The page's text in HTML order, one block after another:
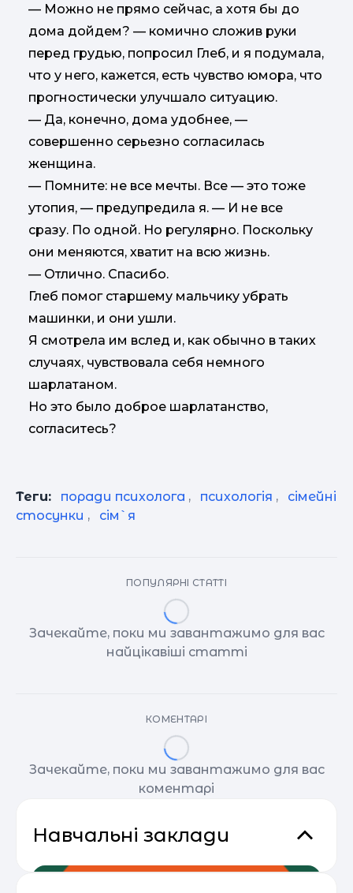
— Можно не прямо сейчас, а хотя бы до
дома дойдем? — комично сложив руки
перед грудью, попросил Глеб, и я подумала,
что у него, кажется, есть чувство юмора, что
прогностически улучшало ситуацию.
— Да, конечно, дома удобнее, —
совершенно серьезно согласилась
женщина.
— Помните: не все мечты. Все — это тоже
утопия, — предупредила я. — И не все
сразу. По одной. Но регулярно. Поскольку
они меняются, хватит на всю жизнь.
— Отлично. Спасибо.
Глеб помог старшему мальчику убрать
машинки, и они ушли.
Я смотрела им вслед и, как обычно в таких
случаях, чувствовала себя немного
шарлатаном.
Но это было доброе шарлатанство,
согласитесь?
Теги: поради психолога , психологія ,
сімейні
стосунки , сім`я
ПОПУЛЯРНІ СТАТТІ
Зачекайте, поки ми завантажимо для вас
найцікавіші статті
КОМЕНТАРІ
Зачекайте, поки ми завантажимо для вас
коментарі
Навчальні заклади